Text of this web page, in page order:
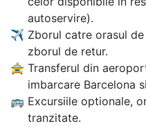
autoservire).
✈ Zborul catre orasul
zborul de retur.
🚖 Transferul din
imbarcare Barcelona
🚌 Excursiile optionale,
tranzitate.